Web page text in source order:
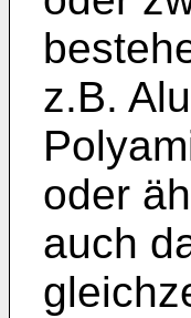
z.B.
oder
auch